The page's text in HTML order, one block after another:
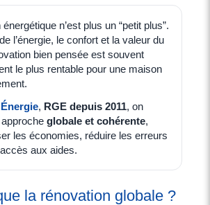
n’est plus un “petit plus”.
l’énergie, le confort et la valeur du
bien pensée est souvent
le plus rentable pour une maison
, RGE depuis 2011, on
globale et cohérente,
les économies, réduire les erreurs
aux aides.
la rénovation globale ?